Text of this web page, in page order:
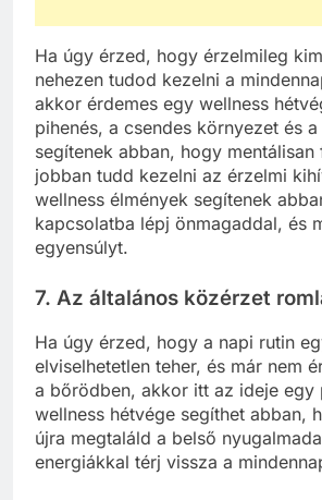
Ha úgy érzed, hogy érzelmileg
nehezen tudod kezelni a
akkor érdemes egy wellness
pihenés, a csendes környezet és
segítenek abban, hogy
jobban tudd kezelni az érzelmi
wellness élmények segítenek
kapcsolatba lépj önmagaddal, és
egyensúlyt.
7. Az általános közérzet
Ha úgy érzed, hogy a napi rutin
elviselhetetlen teher, és már nem
a bőrödben, akkor itt az ideje egy
wellness hétvége segíthet abban,
újra megtaláld a belső
energiákkal térj vissza a